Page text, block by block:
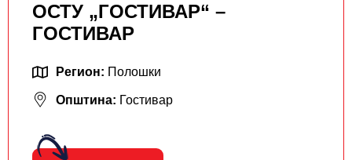
ОСТУ „ГОСТИВАР“ –
ГОСТИВАР
Регион: Полошки
Општина: Гостивар